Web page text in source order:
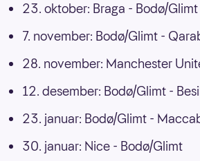
23. oktober: Braga - Bodø/Glimt
7. november: Bodø/Glimt -
28. november: Manchester
12. desember: Bodø/Glimt -
23. januar: Bodø/Glimt -
30. januar: Nice - Bodø/Glimt